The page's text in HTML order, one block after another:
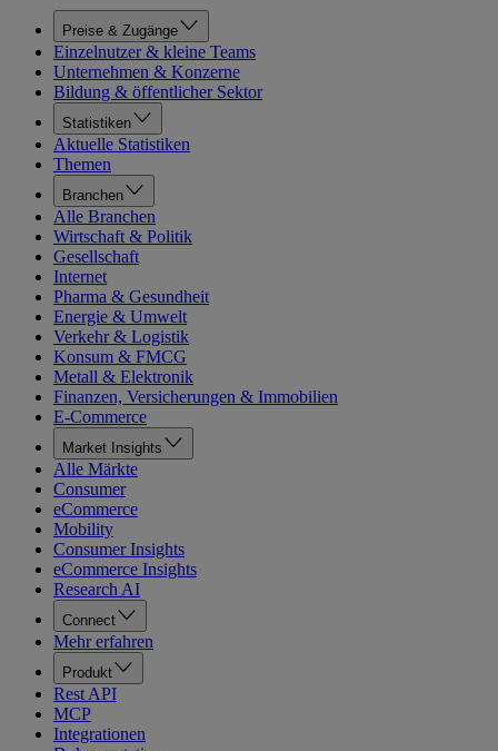
Preise & Zugänge
Einzelnutzer & kleine Teams
Unternehmen & Konzerne
Bildung & öffentlicher Sektor
Statistiken
Aktuelle Statistiken
Themen
Branchen
Alle Branchen
Wirtschaft & Politik
Gesellschaft
Internet
Pharma & Gesundheit
Energie & Umwelt
Verkehr & Logistik
Konsum & FMCG
Metall & Elektronik
Finanzen, Versicherungen & Immobilien
E-Commerce
Market Insights
Alle Märkte
Consumer
eCommerce
Mobility
Consumer Insights
eCommerce Insights
Research AI
Connect
Mehr erfahren
Produkt
Rest API
MCP
Integrationen